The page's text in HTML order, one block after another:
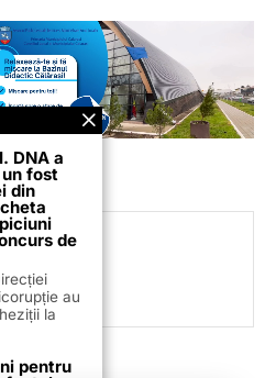
DNA a
fost
din
de
au
la
pentru